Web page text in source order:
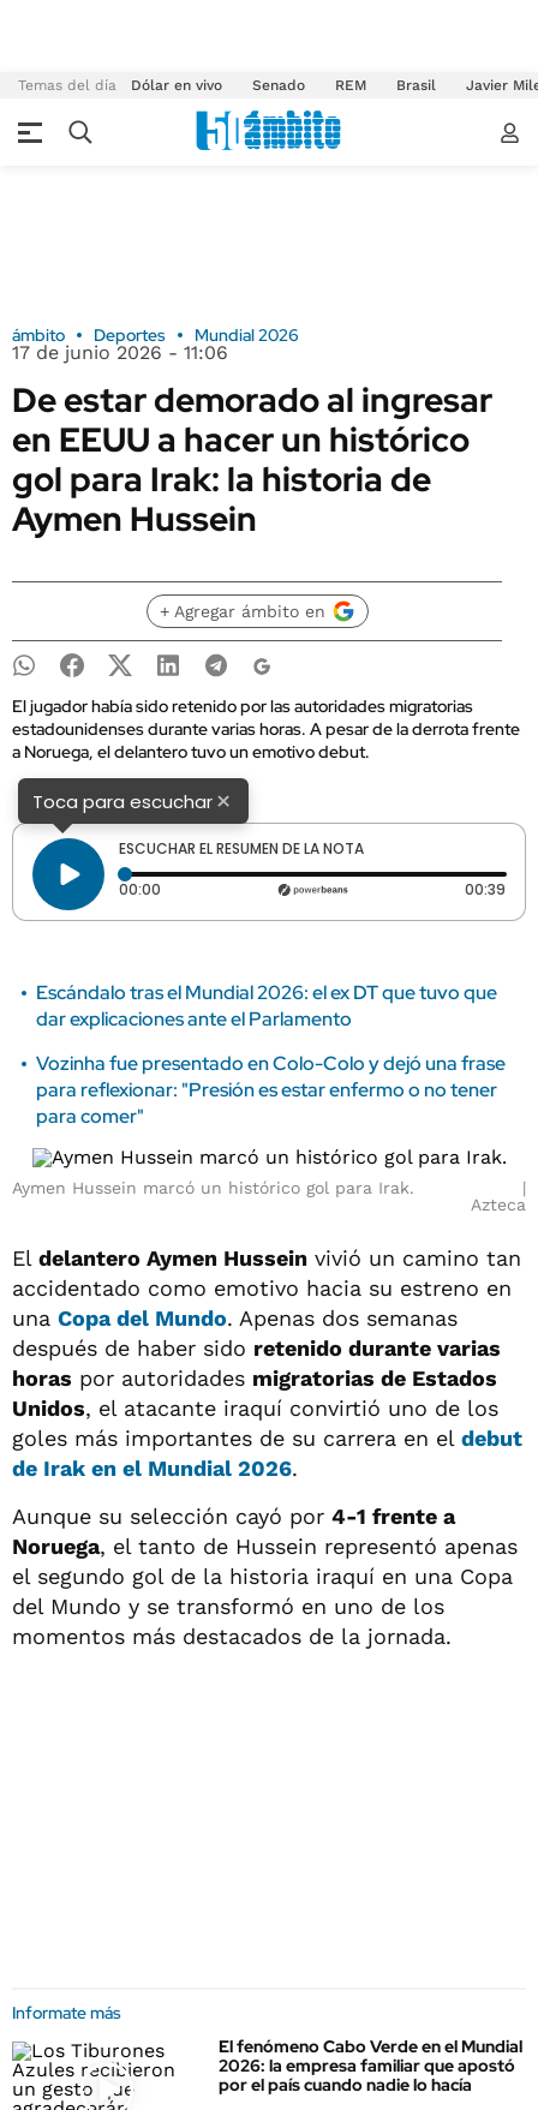
Temas del día Dólar en vivo Senado REM Brasil Javier
ámbito Deportes Mundial 2026
17 de junio 2026 - 11:06
De estar demorado al ingresar
en EEUU a hacer un histórico
gol para Irak: la historia de
Aymen Hussein
+ Agregar ámbito en
El jugador había sido retenido por las autoridades migratorias
estadounidenses durante varias horas. A pesar de la derrota frente
a Noruega, el delantero tuvo un emotivo debut.
Toca para escuchar×
ESCUCHAR EL RESUMEN DE LA NOTA
00:00 Tiempo transcurrido: 0 segundos 00:39
Escándalo tras el Mundial 2026: el ex DT que tuvo que
dar explicaciones ante el Parlamento
Vozinha fue presentado en Colo-Colo y dejó una frase
para reflexionar: "Presión es estar enfermo o no tener
para comer"
Aymen Hussein marcó un histórico gol para Irak.
Azteca
El delantero Aymen Hussein vivió un camino tan
accidentado como emotivo hacia su estreno en
una Copa del Mundo. Apenas dos semanas
después de haber sido retenido durante varias
horas por autoridades migratorias de Estados
Unidos, el atacante iraquí convirtió uno de los
goles más importantes de su carrera en el debut
de Irak en el Mundial 2026.
Aunque su selección cayó por 4-1 frente a
Noruega, el tanto de Hussein representó apenas
el segundo gol de la historia iraquí en una Copa
del Mundo y se transformó en uno de los
momentos más destacados de la jornada.
Informate más
El fenómeno Cabo Verde en el Mundial
2026: la empresa familiar que apostó
por el país cuando nadie lo hacía